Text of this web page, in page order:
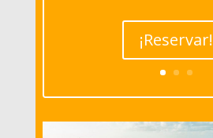
¡Reservar!